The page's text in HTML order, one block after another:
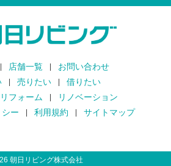
店舗一覧
お問い合わせ
売りたい
借りたい
リフォーム
リノベーション
ー
利用規約 サイトマップ
朝日リビング株式会社